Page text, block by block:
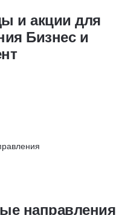
и акции для
Бизнес и
направления